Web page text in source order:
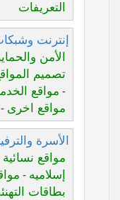
التعريفات
إنترنت
الأمن
تصميم
- مواقع
مواقع اخرى -
الأسرة
مواقع نسائية
إسلاميه -
بطاقات